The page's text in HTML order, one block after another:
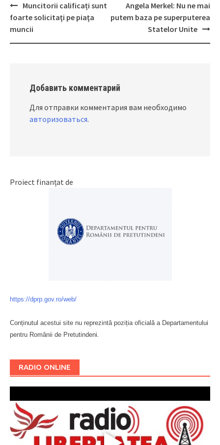
Post
navigation
Muncitorii calificați sunt
foarte solicitaţi pe piaţa
muncii
Angela Merkel: Nu ne mai
putem baza pe superputerea
Statelor Unite
Добавить комментарий
Для отправки комментария вам необходимо
авторизоваться.
Proiect finanțat de
https://dprp.gov.ro/web/
Conținutul acestui site nu reprezintă poziția oficială a Departamentului
pentru Românii de Pretutindeni.
RADIO ONLINE